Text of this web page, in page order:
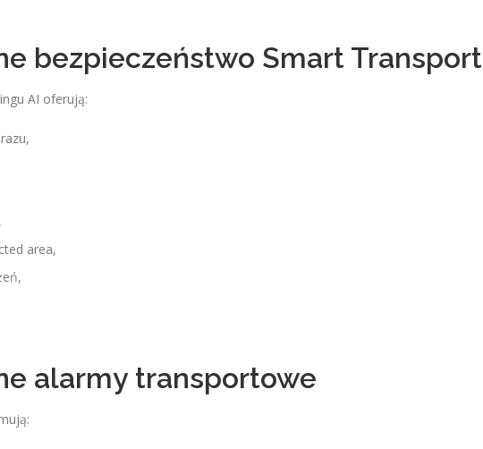
bezpieczeństwo Smart Transport
AI oferują:
area,
alarmy transportowe